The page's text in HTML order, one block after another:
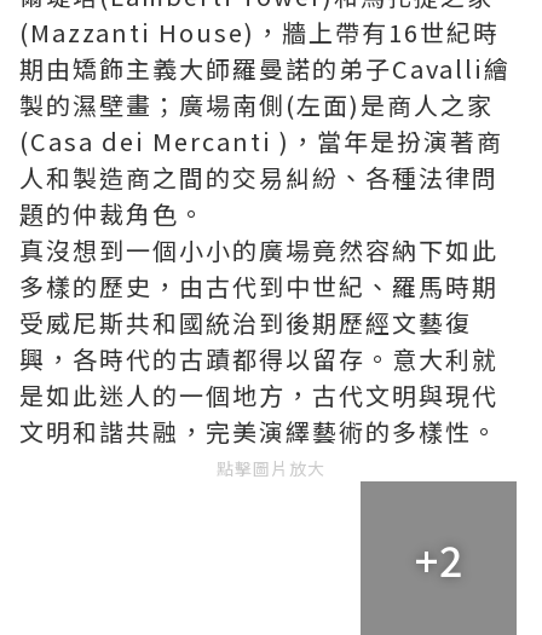
(Mazzanti House)，牆上帶有16世紀時
期由矯飾主義大師羅曼諾的弟子Cavalli繪
製的濕壁畫；廣場南側(左面)是商人之家
(Casa dei Mercanti )，當年是扮演著商
人和製造商之間的交易糾紛、各種法律問
題的仲裁角色。
真沒想到一個小小的廣場竟然容納下如此
多樣的歷史，由古代到中世紀、羅馬時期
受威尼斯共和國統治到後期歷經文藝復
興，各時代的古蹟都得以留存。意大利就
是如此迷人的一個地方，古代文明與現代
文明和諧共融，完美演繹藝術的多樣性。
點擊圖片放大
+2